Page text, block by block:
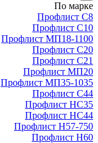
По марке
Профлист С8
Профлист С10
Профлист МП18-1100
Профлист С20
Профлист С21
Профлист МП20
Профлист МП35-1035
Профлист С44
Профлист НС35
Профлист НС44
Профлист Н57-750
Профлист Н60